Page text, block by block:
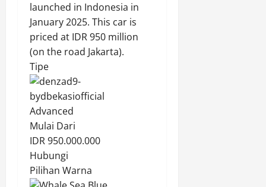
launched in Indonesia in
January 2025. This car is
priced at IDR 950 million
(on the road Jakarta).
Tipe
Advanced
Mulai Dari
IDR 950.000.000
Hubungi
Pilihan Warna